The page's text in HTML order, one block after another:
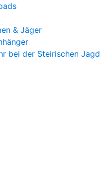
& Jäger
bei der Steirischen Jagd